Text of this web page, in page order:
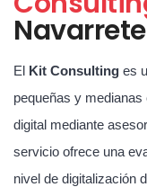
El Kit Consulting es
pequeñas y
digital mediante
servicio ofrece una
nivel de digitalización